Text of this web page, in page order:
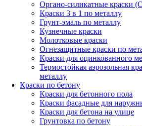
Органо-силикатные краски
Краски 3 в 1 по металлу
Грунт-эмаль по металлу
Кузнечные краски
Молотковые краски
Огнезащитные краски по
Краски для оцинкованного
Термостойкая аэрозольная
металлу
Краски по бетону
Краски для бетонного пола
Краски фасадные для
Краски для бетона на улице
Грунтовка по бетону